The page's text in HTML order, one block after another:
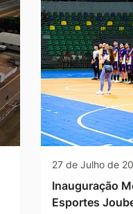
27 de Julho de
Inauguração
Esportes